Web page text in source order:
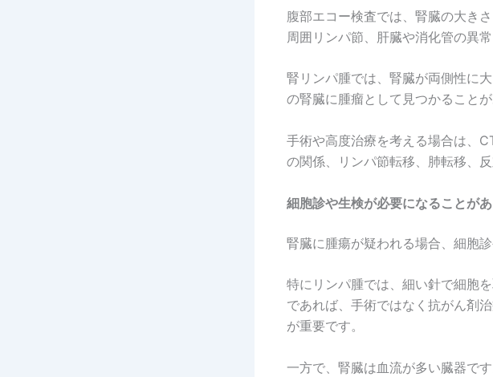
腹部エコー検査では、腎臓の大き
周囲リンパ節、肝臓や消化管の異常
腎リンパ腫では、腎臓が両側性に
の腎臓に腫瘤として見つかることが
手術や高度治療を考える場合は、
の関係、リンパ節転移、肺転移、
細胞診や生検が必要になることが
腎臓に腫瘍が疑われる場合、細胞
特にリンパ腫では、細い針で細胞
であれば、手術ではなく抗がん剤
が重要です。
一方で、腎臓は血流が多い臓器で